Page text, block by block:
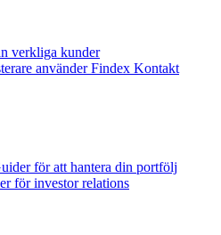
verkliga kunder
använder Findex Kontakt
för att hantera din portfölj
för investor relations